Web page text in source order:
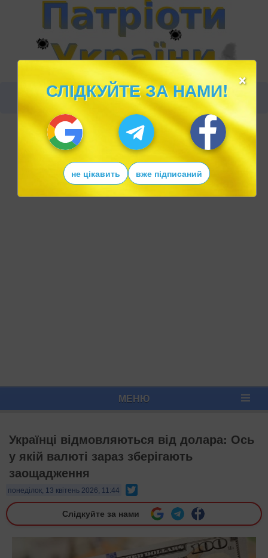
МЕНЮ
Українці відмовляються від долара: Ось
у якій валюті зараз зберігають
заощадження
понеділок, 13 квітень 2026, 11:44
Слідкуйте за нами
×
СЛІДКУЙТЕ ЗА НАМИ!
не цікавить вже підписаний